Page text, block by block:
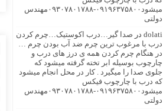
میشود۰۹۱۹۶۳۷۵۸۰۰-۰۹۳۰۷۸۰۱۷۸۸مهندس
دولتی
dolati در صدا گیر…درب اکوستیک…چرم کردن
درب با مرغوب ترین چرم ضد آب بودن چرم …
در هنگام چرم کردن همه ی درز های درب و
چارچوب بوسیله ابر تخته گرفته میشود که
جلوی صدا را میگیرد . کار در محل انجام میشود
که درب با چارچوب فیکس
میشود۰۹۱۹۶۳۷۵۸۰۰-۰۹۳۰۷۸۰۱۷۸۸مهندس
دولتی